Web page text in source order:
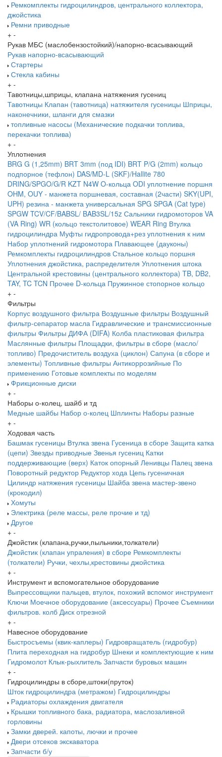
Ремкомплекты гидроцилиндров, центрального коллектора,
джойстика
Ремни приводные
+ -
Рукав МБС (маслобензостойкий)/напорно-всасывающий
Рукав напорно-всасывающий
Стартеры
Стекла кабины
+ -
Тавотницы,шприцы, клапана натяжения гусениц
Тавотницы Клапан (тавотница) натяжителя гусеницы Шприцы,
наконечники, шланги для смазки
топливные насосы (Механические подкачки топлива,
перекачки топлива)
+ -
Уплотнения
BRG G (1,25mm) BRT 3mm (под IDI) BRT P/G (2mm) кольцо
подпорное (тефлон) DAS/MD-L (SKF)/Hallite 780
DRING/SPGO/G/R KZT N4W O-кольца ODI уплотнение поршня
OHM, OUY - манжета поршневая, составная (2части) SKY(UPI,
UPH) резина - манжета универсальная SPG SPGA (Cat type)
SPGW TCV/CF/BABSL/ BAB3SL/15z Сальники гидромоторов VA
(VA Ring) WR (кольцо текстолитовое) WEAR Ring Втулка
гидроцилиндра Муфты гидропровода+рез уплотнения к ним
Набор уплотнений гидромотора Плавающее (дауконы)
Ремкомплекты гидроцилиндров Стальное кольцо поршня
Уплотнения джойстика, распределителя Уплотнения штока
Центральной крестовины (центрального коллектора) TB, DB2,
TAY, TC TCN Прочее D-кольца Пружинное стопорное кольцо
+ -
Фильтры
Корпус воздушного фильтра Воздушные фильтры Воздушный
фильтр-сепаратор масла Гидравлические и трансмиссионные
фильтры Фильтры ДИФА (DIFA) Колба пластиковая фильтра
Маслянные фильтры Площадки, фильтры в сборе (масло/
топливо) Предочиститель воздуха (циклон) Сапуна (в сборе и
элементы) Топливные фильтры Антикоррозийные По
применению Готовые комплекты по моделям
Фрикционные диски
+ -
Наборы о-колец, шайб и тд
Медные шайбы Набор о-колец Шплинты Наборы разные
+ -
Ходовая часть
Башмак гусеницы Втулка звена Гусеница в сборе Защита катка
(цепи) Звезды приводные Звенья гусениц Катки
поддерживающие (верх) Каток опорный Ленивцы Палец звена
Поворотный редуктор Редуктор хода Цепь гусеничная
Цилиндр натяжения гусеницы Шайба звена мастер-звено
(крокодил)
Хомуты
Электрика (реле массы, реле прочие и тд)
Другое
+ -
Джойстик (клапана,ручки,пыльники,толкатели)
Джойстик (клапан упраления) в сборе Ремкомплекты
(толкатели) Ручки, чехлы,крестовины джойстика
+ -
Инструмент и вспомогательное оборудование
Выпрессовщики пальцев, втулок, похожий вспомог инструмент
Ключи Моечное оборудование (аксессуары) Прочее Съемники
фильтров. колб Диск отрезной
+ -
Навесное оборудование
Быстросъемы (квик-каплеры) Гидровращатель (гидробур)
Плита переходная на гидробур Шнеки и комплектующие к ним
Гидромолот Клык-рыхлитель Запчасти буровых машин
+ -
Гидроцилиндры в сборе,штоки(пруток)
Шток гидроцилиндра (метражом) Гидроцилиндры
Радиаторы охлаждения двигателя
Крышки топливного бака, радиатора, маслозаливной
горловины
Замки дверей. капоты, лючки и прочее
Двери отсеков экскаватора
Запчасти б/у